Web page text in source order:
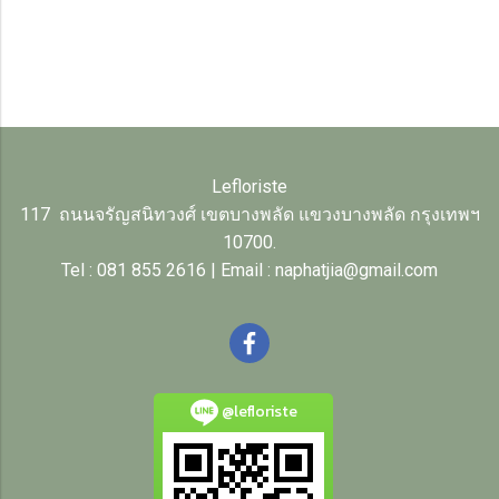
Lefloriste
117 ถนนจรัญสนิทวงศ์ เขตบางพลัด แขวงบางพลัด กรุงเทพฯ
10700.
Tel : 081 855 2616 | Email : naphatjia@gmail.com
@lefloriste